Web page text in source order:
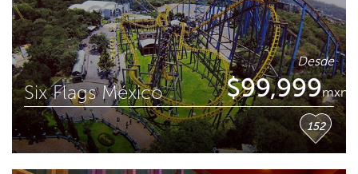
Six Flags México
Desde
$99,999mxn
152